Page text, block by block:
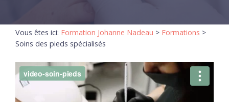
Vous êtes ici: Formation Johanne Nadeau > Formations >
Soins des pieds spécialisés